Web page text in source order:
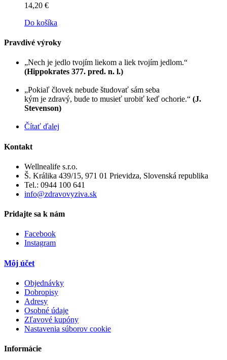
14,20 €
Do košíka
Pravdivé výroky
„Nech je jedlo tvojím liekom a liek tvojím jedlom.“
(Hippokrates 377. pred. n. l.)
„Pokiaľ človek nebude študovať sám seba
kým je zdravý, bude to musieť urobiť keď ochorie.“ (J.
Stevenson)
Čítať ďalej
Kontakt
Wellnealife s.r.o.
Š. Králika 439/15, 971 01 Prievidza, Slovenská republika
Tel.: 0944 100 641
info@zdravovyziva.sk
Pridajte sa k nám
Facebook
Instagram
Môj účet
Objednávky
Dobropisy
Adresy
Osobné údaje
Zľavové kupóny
Nastavenia súborov cookie
Informácie